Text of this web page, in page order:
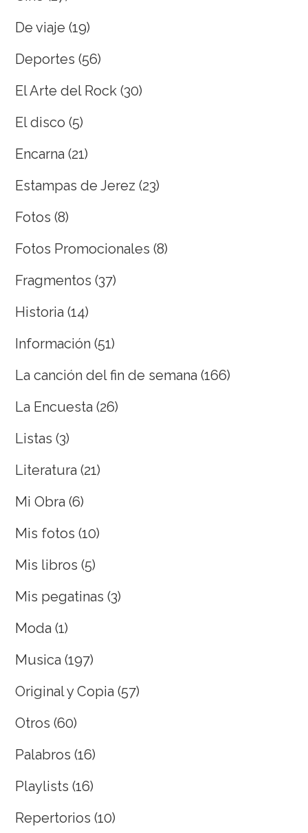
De viaje (19)
Deportes (56)
El Arte del Rock (30)
El disco (5)
Encarna (21)
Estampas de Jerez (23)
Fotos (8)
Fotos Promocionales (8)
Fragmentos (37)
Historia (14)
Información (51)
La canción del fin de semana (166)
La Encuesta (26)
Listas (3)
Literatura (21)
Mi Obra (6)
Mis fotos (10)
Mis libros (5)
Mis pegatinas (3)
Moda (1)
Musica (197)
Original y Copia (57)
Otros (60)
Palabros (16)
Playlists (16)
Repertorios (10)